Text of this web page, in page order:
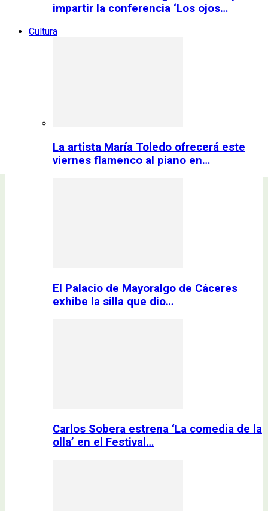
impartir la conferencia ‘Los ojos…
Cultura
La artista María Toledo ofrecerá este
viernes flamenco al piano en…
El Palacio de Mayoralgo de Cáceres
exhibe la silla que dio…
Carlos Sobera estrena ‘La comedia de la
olla’ en el Festival…